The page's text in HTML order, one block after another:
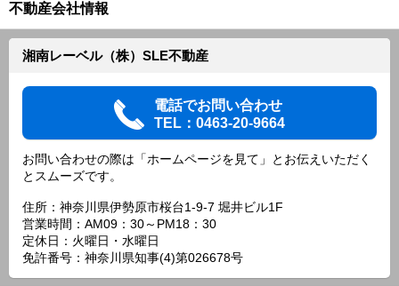
不動産会社情報
湘南レーベル（株）SLE不動産
電話でお問い合わせ
TEL：0463-20-9664
お問い合わせの際は「ホームページを見て」とお伝えいただく
とスムーズです。
住所：神奈川県伊勢原市桜台1-9-7 堀井ビル1F
営業時間：AM09：30～PM18：30
定休日：火曜日・水曜日
免許番号：神奈川県知事(4)第026678号